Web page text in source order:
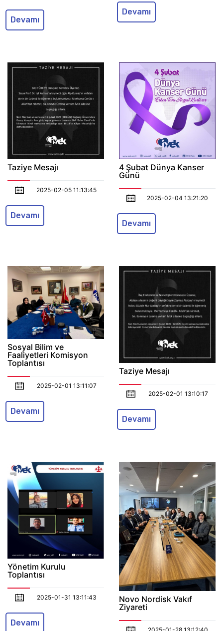
Devamı
Devamı
Taziye Mesajı
2025-02-05 11:13:45
Devamı
4 Şubat Dünya Kanser
Günü
2025-02-04 13:21:20
Devamı
Sosyal Bilim ve
Faaliyetleri Komisyon
Toplantısı
2025-02-01 13:11:07
Devamı
Taziye Mesajı
2025-02-01 13:10:17
Devamı
Yönetim Kurulu
Toplantısı
2025-01-31 13:11:43
Devamı
Novo Nordisk Vakıf
Ziyareti